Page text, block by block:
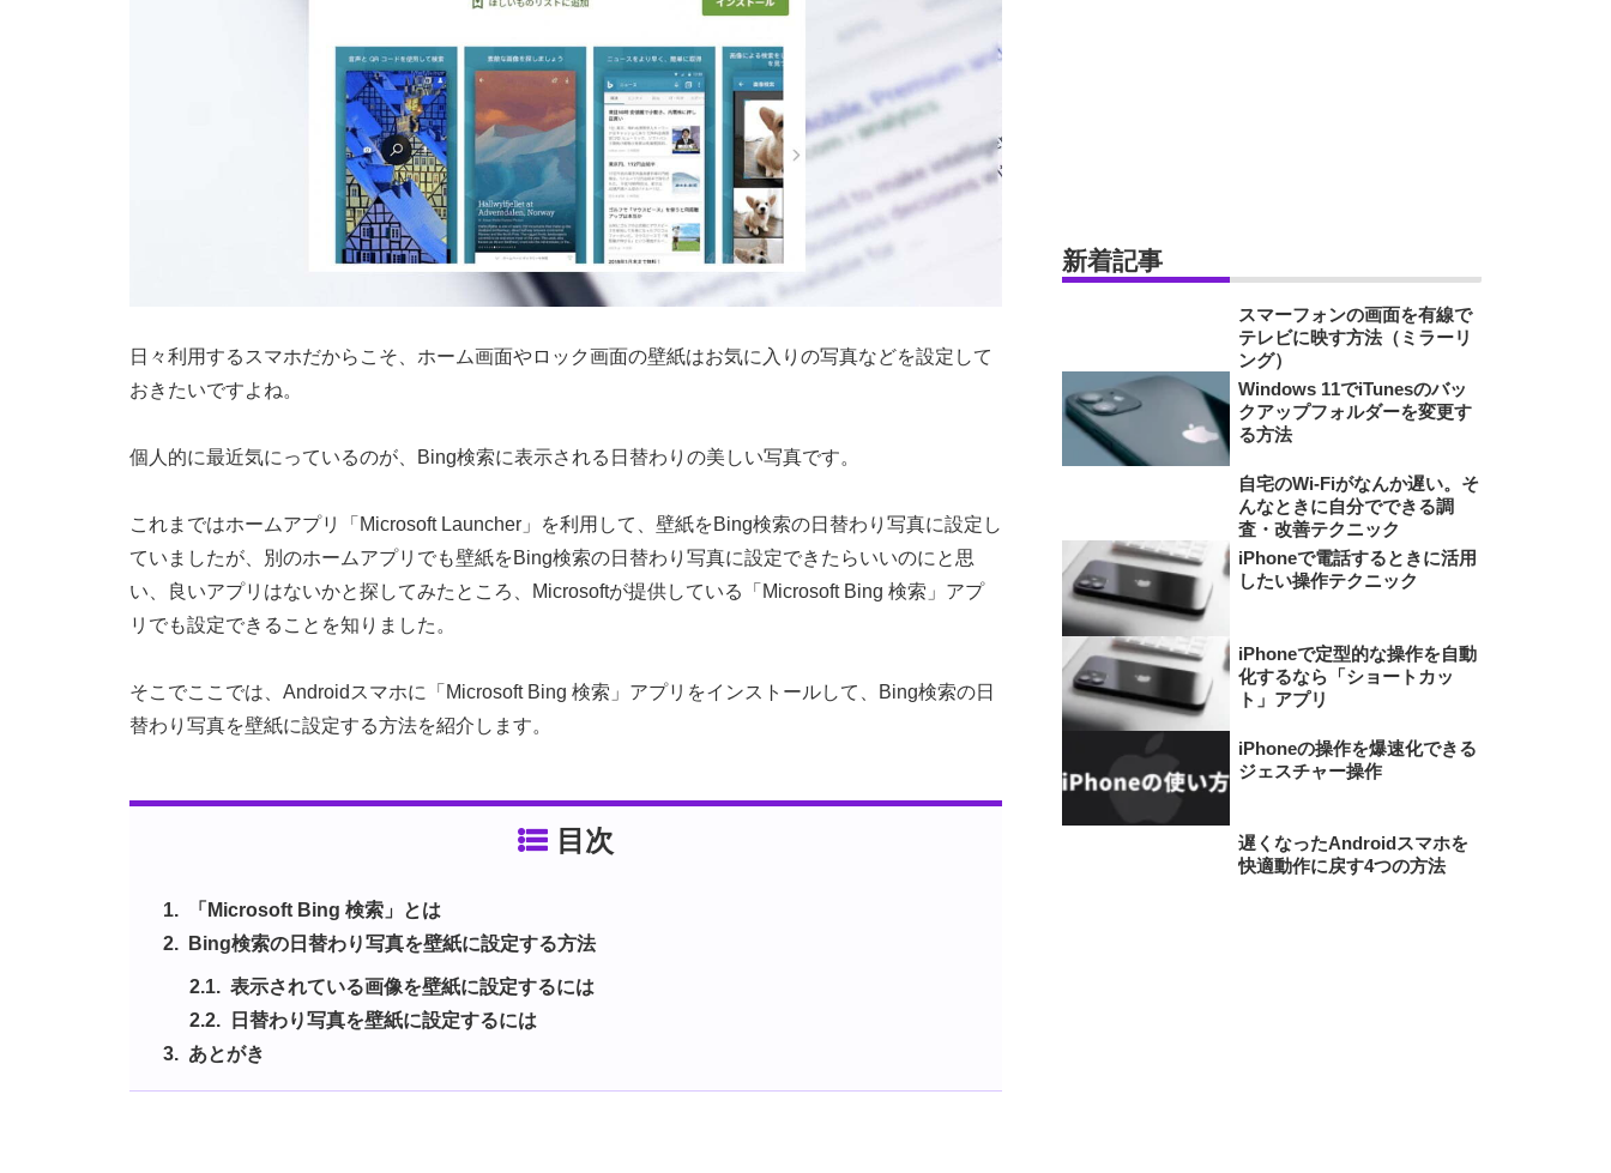
日々利用するスマホだからこそ、ホーム画面やロック画面の壁紙はお気に入りの写真などを設定して
おきたいですよね。
個人的に最近気にっているのが、Bing検索に表示される日替わりの美しい写真です。
これまではホームアプリ「Microsoft Launcher」を利用して、壁紙をBing検索の日替わり写真に設定し
ていましたが、別のホームアプリでも壁紙をBing検索の日替わり写真に設定できたらいいのにと思
い、良いアプリはないかと探してみたところ、Microsoftが提供している「Microsoft Bing 検索」アプ
リでも設定できることを知りました。
そこでここでは、Androidスマホに「Microsoft Bing 検索」アプリをインストールして、Bing検索の日
替わり写真を壁紙に設定する方法を紹介します。
目次
「Microsoft Bing 検索」とは
Bing検索の日替わり写真を壁紙に設定する方法
表示されている画像を壁紙に設定するには
日替わり写真を壁紙に設定するには
あとがき
新着記事
スマーフォンの画面を有線で
テレビに映す方法（ミラーリ
ング）
Windows 11でiTunesのバッ
クアップフォルダーを変更す
る方法
自宅のWi-Fiがなんか遅い。そ
んなときに自分でできる調
査・改善テクニック
iPhoneで電話するときに活用
したい操作テクニック
iPhoneで定型的な操作を自動
化するなら「ショートカッ
ト」アプリ
iPhoneの操作を爆速化できる
ジェスチャー操作
遅くなったAndroidスマホを
快適動作に戻す4つの方法